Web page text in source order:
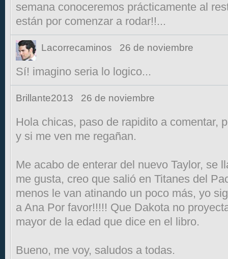
semana conoceremos prácticamente al
están por comenzar a rodar!!...
Lacorrecaminos 26 de noviembre
Sí! imagino seria lo logico...
Brillante2013 26 de noviembre
Hola chicas, paso de rapidito a comentar,
y si me ven me regañan.
Me acabo de enterar del nuevo Taylor, se
me gusta, creo que salió en Titanes del
menos le van atinando un poco más, yo
a Ana Por favor!!!!! Que Dakota no
mayor de la edad que dice en el libro.
Bueno, me voy, saludos a todas.